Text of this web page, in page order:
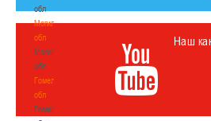
обл
Могилевская
обл
Могилевская
обл
Гомельская
обл
Гомельская
Наш